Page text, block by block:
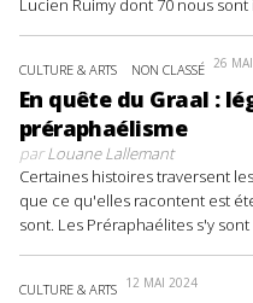
Lucien Ruimy dont 70 nous sont
CULTURE & ARTS NON CLASSÉ 26
En quête du Graal :
préraphaélisme
parLouane Lallemant
Certaines histoires traversent
que ce qu'elles racontent est
sont. Les Préraphaélites s'y
CULTURE & ARTS 12 MAI 2024